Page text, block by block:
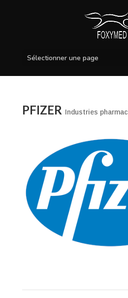
Sélectionner une page
PFIZER Industries